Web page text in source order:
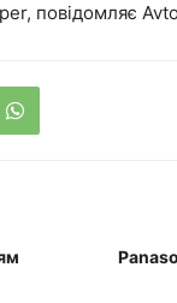
повідомляє